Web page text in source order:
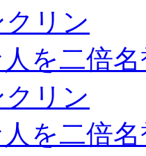
リン
を二倍
リン
を二倍